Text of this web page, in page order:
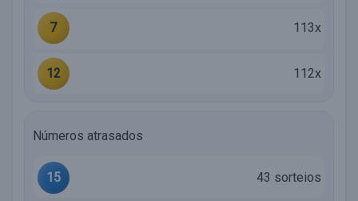
7 113x
12 112x
Números atrasados
15 43 sorteios